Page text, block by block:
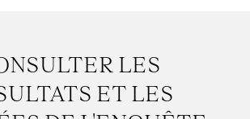
LES
ET LES